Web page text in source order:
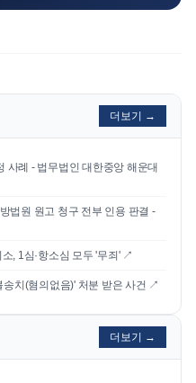
더보기 →
사례 - 법무법인 대한중앙 해운대
법원 원고 청구 전부 인용 판결 -
, 1심·항소심 모두 '무죄'↗
치(혐의없음)' 처분 받은 사건 ↗
더보기 →